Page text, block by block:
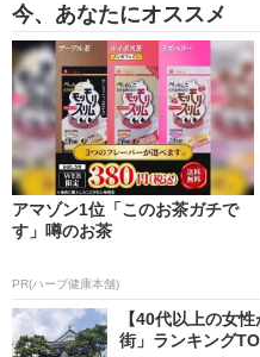
今、あなたにオススメ
アマゾン1位「このお茶ガチで
す」噂のお茶
PR(ハーブ健康本舗)
【40代以上の女
街」ランキング